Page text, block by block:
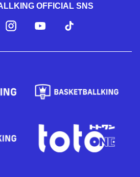
OFFICIAL SNS